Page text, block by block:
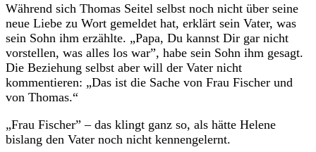
Während sich Thomas Seitel selbst noch nicht über seine
neue Liebe zu Wort gemeldet hat, erklärt sein Vater, was
sein Sohn ihm erzählte. „Papa, Du kannst Dir gar nicht
vorstellen, was alles los war”, habe sein Sohn ihm gesagt.
Die Beziehung selbst aber will der Vater nicht
kommentieren: „Das ist die Sache von Frau Fischer und
von Thomas.“
„Frau Fischer” – das klingt ganz so, als hätte Helene
bislang den Vater noch nicht kennengelernt.